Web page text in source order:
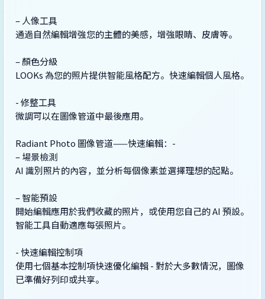
– 人像工具
通過自然編輯增強您的主體的美感，增強眼睛、皮膚等。
– 顏色分級
LOOKs 為您的照片提供智能風格配方。快速編輯個人風格。
- 修整工具
微調可以在圖像管道中最後應用。
Radiant Photo 圖像管道——快速編輯：-
– 場景檢測
AI 識別照片的內容，並分析每個像素並選擇理想的起點。
– 智能預設
開始編輯應用於我們收藏的照片，或使用您自己的 AI 預設。
智能工具自動適應每張照片。
- 快速編輯控制項
使用七個基本控制項快速優化編輯 - 對於大多數情況，圖像
已準備好列印或共享。